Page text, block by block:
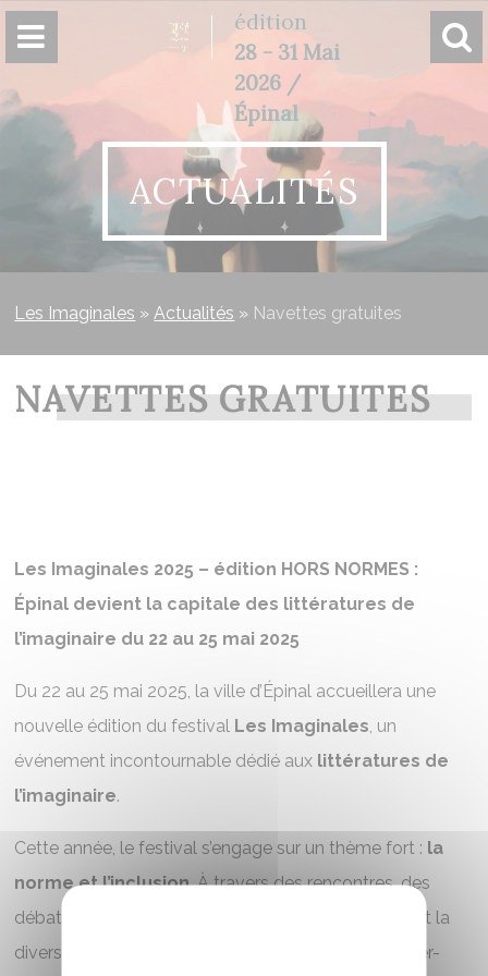
édition
28 - 31 Mai
2026 /
Épinal
ACTUALITÉS
Les Imaginales »Actualités » Navettes gratuites
NAVETTES GRATUITES
Les Imaginales 2025 – édition HORS NORMES :
Épinal devient la capitale des littératures de
l’imaginaire du 22 au 25 mai 2025
Du 22 au 25 mai 2025, la ville d’Épinal accueillera une
nouvelle édition du festival Les Imaginales, un
événement incontournable dédié aux littératures de
l’imaginaire.
Cette année, le festival s’engage sur un thème fort : la
norme et l’inclusion. À travers des rencontres, des
débats et des dédicaces, les Imaginales exploreront la
diversité des représentations, du handicap aux super-
Panneau de gestion des cookies